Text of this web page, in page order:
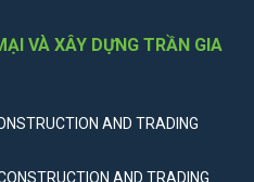
đến sự mới lạ mà những sản
Vậy mẫu cầu thang này có
hàng ưa thích ?
VÀ XÂY DỰNG TRẦN GIA
AND TRADING
AND TRADING